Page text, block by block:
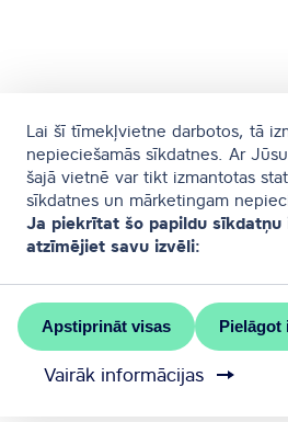
Lai šī tīmekļvietne darbotos, tā
nepieciešamās sīkdatnes. Ar
šajā vietnē var tikt izmantotas
sīkdatnes un mārketingam
Ja piekrītat šo papildu sīkdatņu
atzīmējiet savu izvēli:
Apstiprināt visas Pielāgot
Vairāk informācijas